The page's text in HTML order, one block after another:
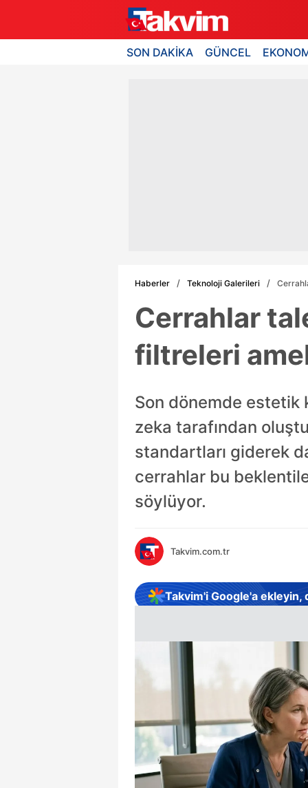
SON DAKİKA GÜNCEL
Haberler Teknoloji Galerileri
Cerrahlar
filtreleri
Son dönemde estetik
zeka tarafından
standartları giderek
cerrahlar bu
söylüyor.
Takvim.com.tr
Takvim'i Google'a ekleyin,